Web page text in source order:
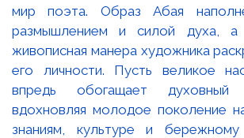
мир поэта. Образ Абая
размышлением и силой духа, а
живописная манера художника
его личности. Пусть великое
впредь обогащает
вдохновляя молодое поколение
знаниям, культуре и